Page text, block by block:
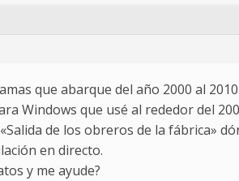
que abarque del año 2000 al
Windows que usé al rededor del
de los obreros de la fábrica»
en directo.
y me ayude?